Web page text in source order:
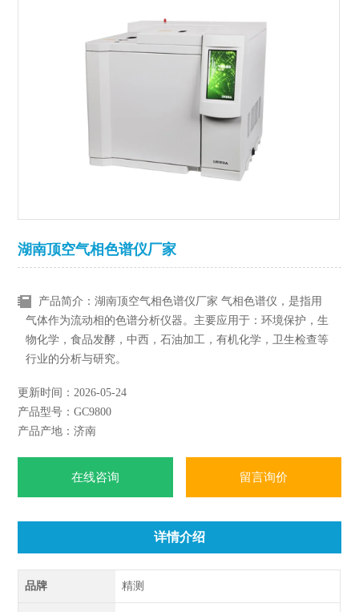
湖南顶空气相色谱仪厂家
产品简介：湖南顶空气相色谱仪厂家 气相色谱仪，是指用
气体作为流动相的色谱分析仪器。主要应用于：环境保护，生
物化学，食品发酵，中西，石油加工，有机化学，卫生检查等
行业的分析与研究。
更新时间：2026-05-24
产品型号：GC9800
产品产地：济南
在线咨询 留言询价
详情介绍
品牌 精测